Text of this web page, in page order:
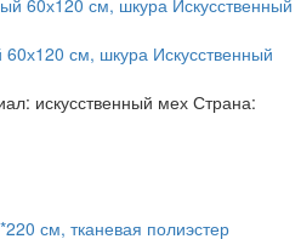
см, шкура Искусственный
искусственный мех Страна: